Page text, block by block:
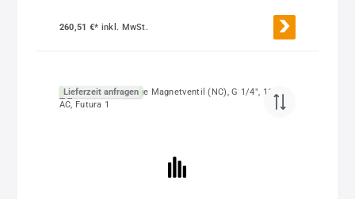
260,51 €* inkl. MwSt.
Lieferzeit anfragen